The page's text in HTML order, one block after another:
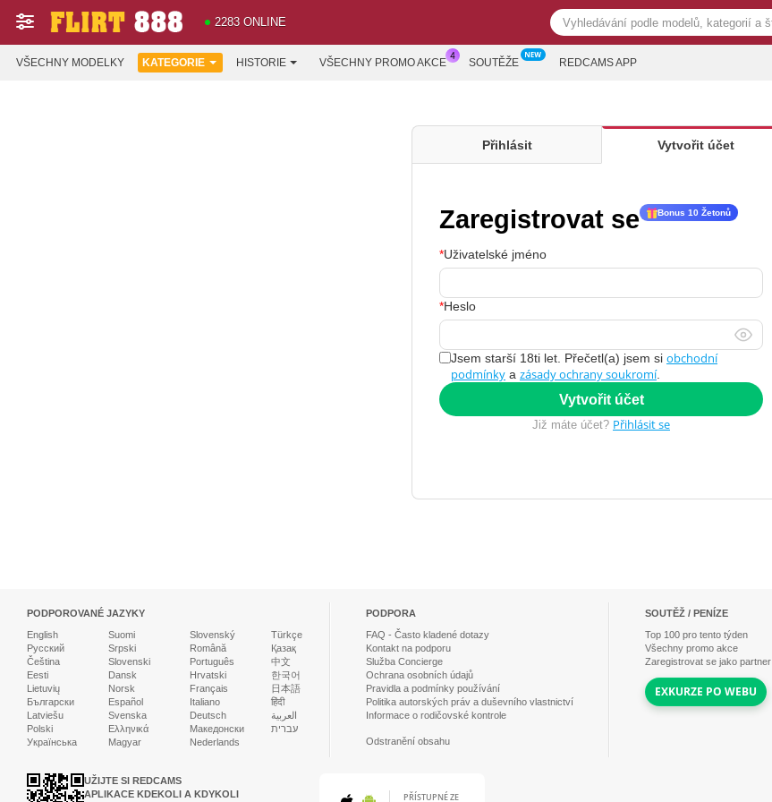
2283 ONLINE
VŠECHNY MODELKY KATEGORIE HISTORIE VŠECHNY PROMO AKCE SOUTĚŽE REDCAMS APP
Přihlásit Vytvořit účet
Zaregistrovat se Bonus 10 Žetonů
Uživatelské jméno
Heslo
Jsem starší 18ti let. Přečetl(a) jsem si obchodní
podmínky a zásady ochrany soukromí.
Vytvořit účet
Již máte účet? Přihlásit se
PODPOROVANÉ JAZYKY
English
Русский
Čeština
Eesti
Lietuvių
Български
Latviešu
Polski
Українська
Suomi
Srpski
Slovenski
Dansk
Norsk
Español
Svenska
Ελληνικά
Magyar
Slovenský
Română
Português
Hrvatski
Français
Italiano
Deutsch
Македонски
Nederlands
Türkçe
Қазақ
中文
한국어
日本語
हिंदी
العربية
עברית
PODPORA
FAQ - Často kladené dotazy
Kontakt na podporu
Služba Concierge
Ochrana osobních údajů
Pravidla a podmínky používání
Politika autorských práv a duševního vlastnictví
Informace o rodičovské kontrole
Odstranění obsahu
SOUTĚŽ / PENÍZE
Top 100 pro tento týden
Všechny promo akce
Zaregistrovat se jako partner
EXKURZE PO WEBU
UŽIJTE SI REDCAMS
APLIKACE KDEKOLI A KDYKOLI
PŘÍSTUPNÉ ZE